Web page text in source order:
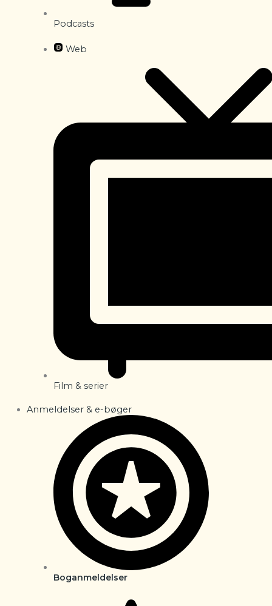
Podcasts
Web
Film & serier
Anmeldelser & e-bøger
Boganmeldelser